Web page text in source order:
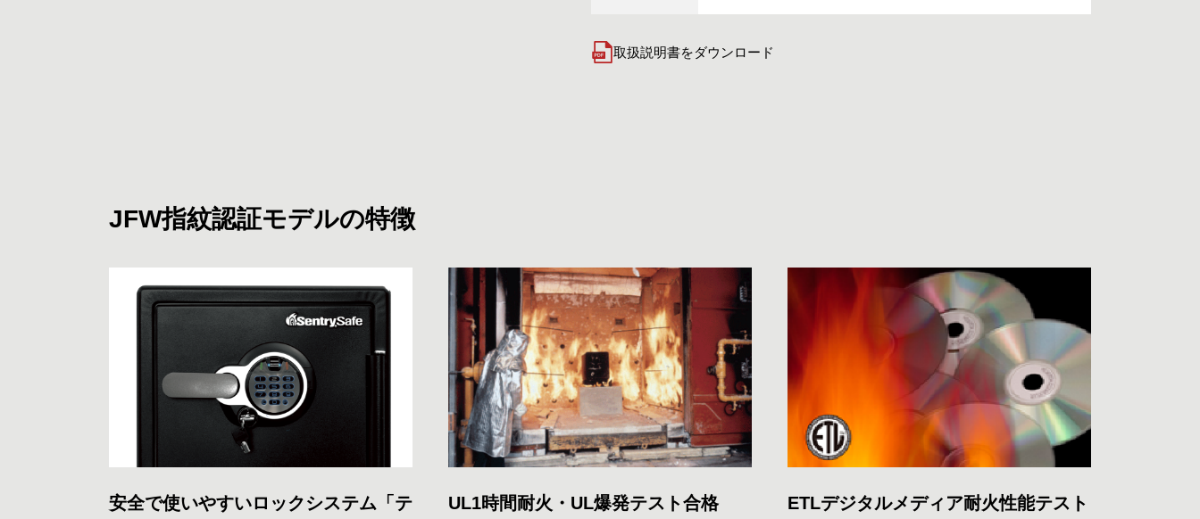
取扱説明書をダウンロード
JFW指紋認証モデルの特徴
安全で使いやすいロックシステム「テ
UL1時間耐火・UL爆発テスト合格
ETLデジタルメディア耐火性能テスト